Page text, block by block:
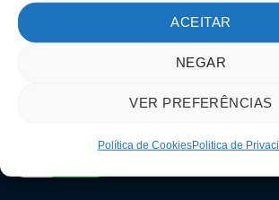
ACEITAR
NEGAR
VER PREFERÊNCIAS
Política de CookiesPolitica de
MÉTODOS DE PAGAMENTO